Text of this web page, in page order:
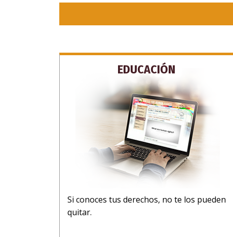
EDUCACIÓN
Si conoces tus derechos, no te los pueden
quitar.